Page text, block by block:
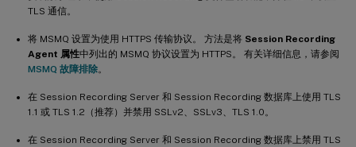
TLS 通信。
将 MSMQ 设置为使用 HTTPS 传输协议。 方法是将 Session Recording
Agent 属性中列出的 MSMQ 协议设置为 HTTPS。 有关详细信息，请参阅
MSMQ 故障排除。
在 Session Recording Server 和 Session Recording 数据库上使用 TLS
1.1 或 TLS 1.2（推荐）并禁用 SSLv2、SSLv3、TLS 1.0。
在 Session Recording Server 和 Session Recording 数据库上禁用 TLS